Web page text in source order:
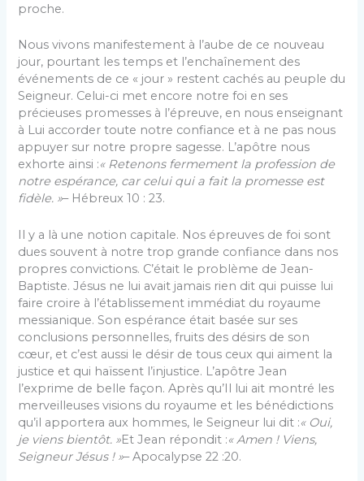
proche.
Nous vivons manifestement à l’aube de ce nouveau
jour, pourtant les temps et l’enchaînement des
événements de ce « jour » restent cachés au peuple du
Seigneur. Celui-ci met encore notre foi en ses
précieuses promesses à l’épreuve, en nous enseignant
à Lui accorder toute notre confiance et à ne pas nous
appuyer sur notre propre sagesse. L’apôtre nous
exhorte ainsi :« Retenons fermement la profession de
notre espérance, car celui qui a fait la promesse est
fidèle. »– Hébreux 10 : 23.
Il y a là une notion capitale. Nos épreuves de foi sont
dues souvent à notre trop grande confiance dans nos
propres convictions. C’était le problème de Jean-
Baptiste. Jésus ne lui avait jamais rien dit qui puisse lui
faire croire à l’établissement immédiat du royaume
messianique. Son espérance était basée sur ses
conclusions personnelles, fruits des désirs de son
cœur, et c’est aussi le désir de tous ceux qui aiment la
justice et qui haïssent l’injustice. L’apôtre Jean
l’exprime de belle façon. Après qu’Il lui ait montré les
merveilleuses visions du royaume et les bénédictions
qu’il apportera aux hommes, le Seigneur lui dit :« Oui,
je viens bientôt. »Et Jean répondit :« Amen ! Viens,
Seigneur Jésus ! »– Apocalypse 22 :20.